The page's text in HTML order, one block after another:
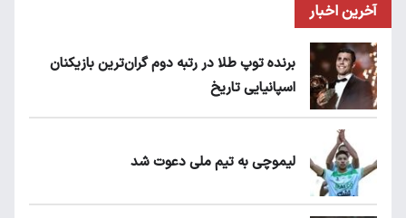
آخرین اخبار
برنده توپ طلا در رتبه دوم گران‌ترین بازیکنان
اسپانیایی تاریخ
لیموچی به تیم ملی دعوت شد